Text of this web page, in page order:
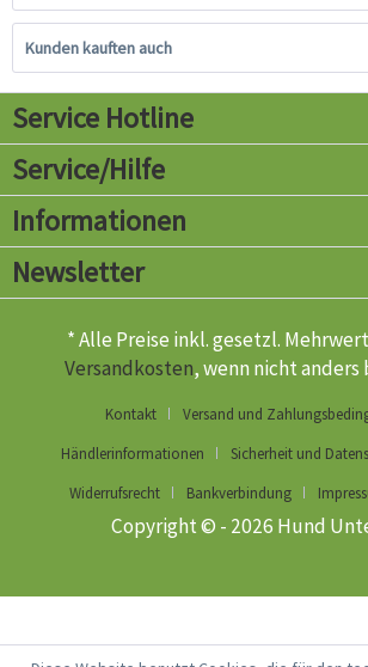
Kunden kauften auch
Service Hotline
Service/Hilfe
Informationen
Newsletter
* Alle Preise inkl. gesetzl.
Versandkosten, wenn nicht anders
Kontakt
Versand und
Händlerinformationen
Sicherheit und
Widerrufsrecht
Bankverbindung
Copyright © - 2026 Hund